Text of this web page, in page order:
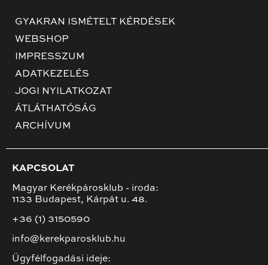
GYAKRAN ISMÉTELT KÉRDÉSEK
WEBSHOP
IMPRESSZUM
ADATKEZELÉS
JOGI NYILATKOZAT
ÁTLÁTHATÓSÁG
ARCHÍVUM
KAPCSOLAT
Magyar Kerékpárosklub - iroda:
1133 Budapest, Kárpát u. 48.
+36 (1) 3150590
info@kerekparosklub.hu
Ügyfélfogadási ideje: